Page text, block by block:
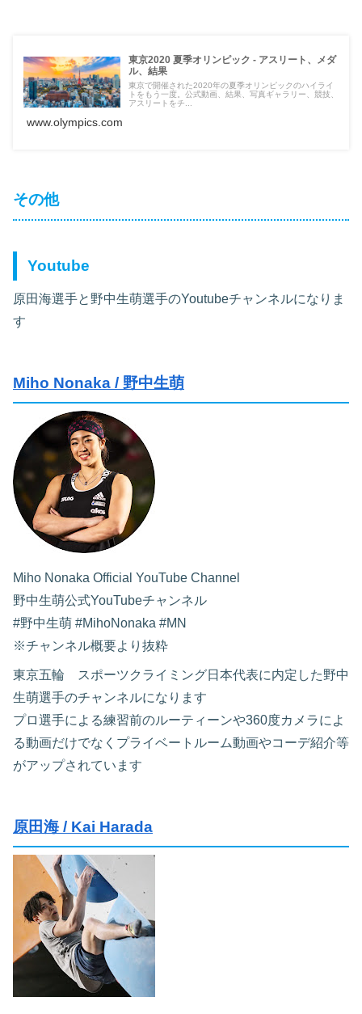
東京2020 夏季オリンピック - アスリート、メダ
ル、結果
東京で開催された2020年の夏季オリンピックのハイライ
トをもう一度。公式動画、結果、写真ギャラリー、競技、
アスリートをチ...
www.olympics.com
その他
Youtube
原田海選手と野中生萌選手のYoutubeチャンネルになりま
す
Miho Nonaka / 野中生萌
Miho Nonaka Official YouTube Channel
野中生萌公式YouTubeチャンネル
#野中生萌 #MihoNonaka #MN
※チャンネル概要より抜粋
東京五輪 スポーツクライミング日本代表に内定した野中
生萌選手のチャンネルになります
プロ選手による練習前のルーティーンや360度カメラによ
る動画だけでなくプライベートルーム動画やコーデ紹介等
がアップされています
原田海 / Kai Harada